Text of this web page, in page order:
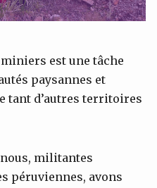
est une tâche
paysannes et
tant d’autres territoires
militantes
péruviennes, avons